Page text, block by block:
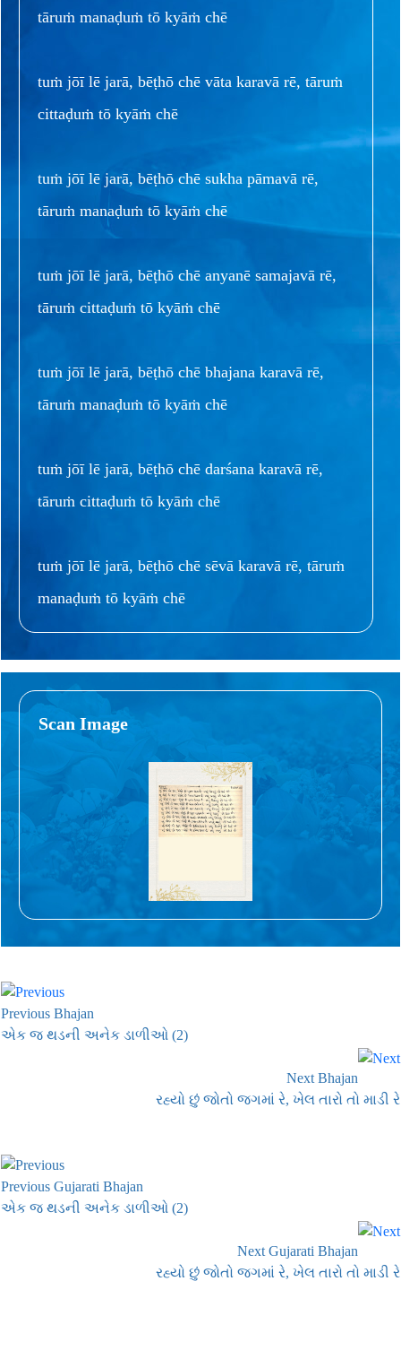
tāruṁ manaḍuṁ tō kyāṁ chē
tuṁ jōī lē jarā, bēṭhō chē vāta karavā rē, tāruṁ
cittaḍuṁ tō kyāṁ chē
tuṁ jōī lē jarā, bēṭhō chē sukha pāmavā rē,
tāruṁ manaḍuṁ tō kyāṁ chē
tuṁ jōī lē jarā, bēṭhō chē anyanē samajavā rē,
tāruṁ cittaḍuṁ tō kyāṁ chē
tuṁ jōī lē jarā, bēṭhō chē bhajana karavā rē,
tāruṁ manaḍuṁ tō kyāṁ chē
tuṁ jōī lē jarā, bēṭhō chē darśana karavā rē,
tāruṁ cittaḍuṁ tō kyāṁ chē
tuṁ jōī lē jarā, bēṭhō chē sēvā karavā rē, tāruṁ
manaḍuṁ tō kyāṁ chē
Scan Image
Previous Bhajan
એક જ થડની અનેક ડાળીઓ (2)
Next Bhajan
રહ્યો છું જોતો જગમાં રે, ખેલ તારો તો માડી રે
Previous Gujarati Bhajan
એક જ થડની અનેક ડાળીઓ (2)
Next Gujarati Bhajan
રહ્યો છું જોતો જગમાં રે, ખેલ તારો તો માડી રે